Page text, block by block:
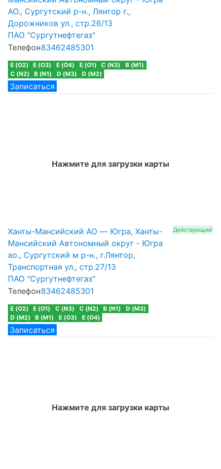
АО., Сургутский р-н., Лянтор г.,
Дорожников ул., стр.26/13
ПАО "Сургутнефтегаз"
Телефон83462485301
E (O2) E (O3) E (O4) E (O1) C (N3)
B (M1)
C (N2)
B (N1) D (M3) D (M2)
Записаться
Нажмите для загрузки карты
Ханты-Мансийский АО — Югра, Ханты-
Мансийский Автономный округ - Югра
ао., Сургутский м р-н., г.Лянтор,
Транспортная ул., стр.27/13
ПАО "Сургутнефтегаз"
Телефон83462485301
E (O2) E (O1) C (N3) C (N2) B (N1)
D (M3)
D (M2)
B (M1) E (O3) E (O4)
Записаться
Действующий
Нажмите для загрузки карты